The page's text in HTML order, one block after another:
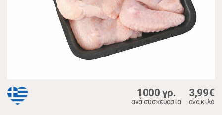
1000 γρ.
ανά συσκευασία
3,99€
ανά κιλό